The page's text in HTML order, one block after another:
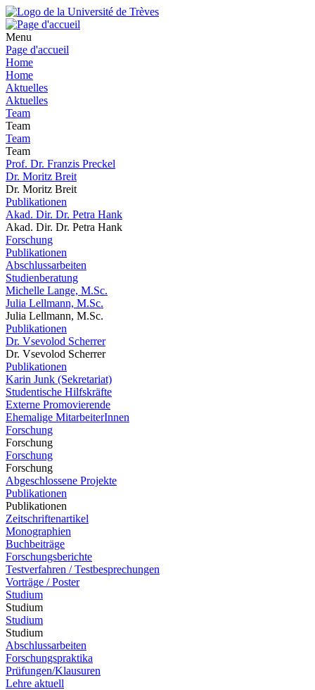
Menu
Page d'accueil
Home
Home
Aktuelles
Aktuelles
Team
Team
Team
Team
Prof. Dr. Franzis Preckel
Dr. Moritz Breit
Dr. Moritz Breit
Publikationen
Akad. Dir. Dr. Petra Hank
Akad. Dir. Dr. Petra Hank
Forschung
Publikationen
Abschlussarbeiten
Studienberatung
Michelle Lange, M.Sc.
Julia Lellmann, M.Sc.
Julia Lellmann, M.Sc.
Publikationen
Dr. Vsevolod Scherrer
Dr. Vsevolod Scherrer
Publikationen
Karin Junk (Sekretariat)
Studentische Hilfskräfte
Externe Promovierende
Ehemalige MitarbeiterInnen
Forschung
Forschung
Forschung
Forschung
Abgeschlossene Projekte
Publikationen
Publikationen
Zeitschriftenartikel
Monographien
Buchbeiträge
Forschungsberichte
Testverfahren / Testbesprechungen
Vorträge / Poster
Studium
Studium
Studium
Studium
Abschlussarbeiten
Forschungspraktika
Prüfungen/Klausuren
Lehre aktuell